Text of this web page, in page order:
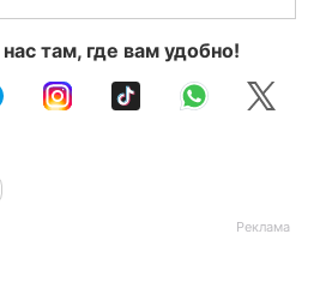
там, где вам удобно!